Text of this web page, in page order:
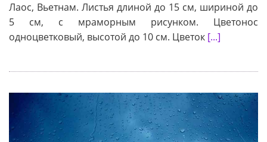
Лаос, Вьетнам. Листья длиной до 15 см, шириной до
5 см, с мраморным рисунком. Цветонос
одноцветковый, высотой до 10 см. Цветок [...]